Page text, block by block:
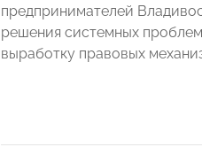
предпринимателей
решения системных
выработку правовых